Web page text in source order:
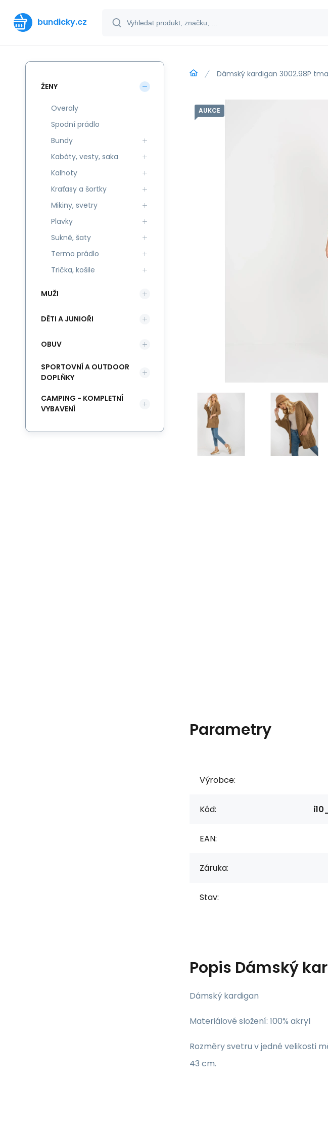
bundicky.cz
Dámský kardigan 3002.98P
AUKCE
Parametry
Výrobce:
Kód:
EAN:
Záruka:
Stav:
Popis Dámský
Dámský kardigan
Materiálové složení: 100% akryl
Rozměry svetru v jedné velikosti
43 cm.
ŽENY
Overaly
Spodní prádlo
Bundy
Kabáty, vesty, saka
Kalhoty
Kraťasy a šortky
Mikiny, svetry
Plavky
Sukně, šaty
Termo prádlo
Trička, košile
MUŽI
DĚTI A JUNIOŘI
OBUV
SPORTOVNÍ A OUTDOOR
DOPLŇKY
CAMPING - KOMPLETNÍ
VYBAVENÍ